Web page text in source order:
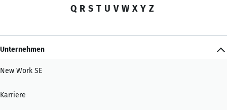
Q R S T U V W X Y Z
Unternehmen
New Work SE
Karriere